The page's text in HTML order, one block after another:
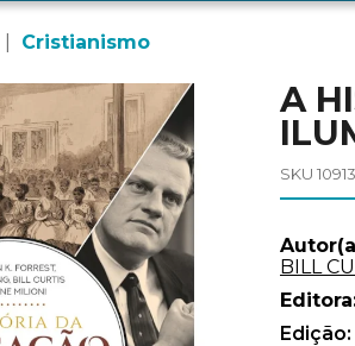
Cristianismo
A
SKU
BILL
Edição: